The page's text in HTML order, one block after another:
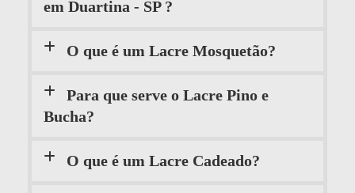
em Duartina - SP ?
O que é um Lacre Mosquetão?
Para que serve o Lacre Pino e
Bucha?
O que é um Lacre Cadeado?